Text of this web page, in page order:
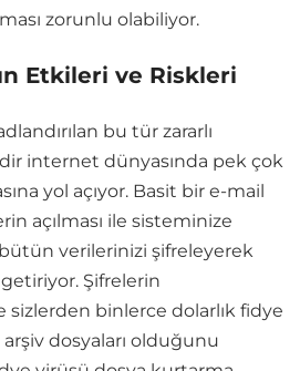
zorunlu olabiliyor.
Etkileri ve Riskleri
bu tür zararlı
internet dünyasında pek çok
yol açıyor. Basit bir e-mail
açılması ile sisteminize
verilerinizi şifreleyerek
Şifrelerin
sizlerden binlerce dolarlık fidye
dosyaları olduğunu